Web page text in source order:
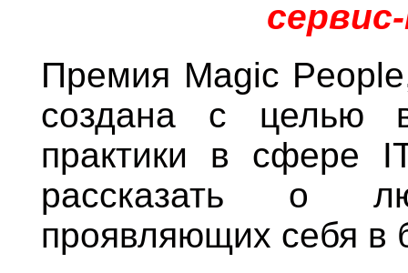
Премия Magic
создана с целью
практики в сфере
рассказать о
проявляющих себя в